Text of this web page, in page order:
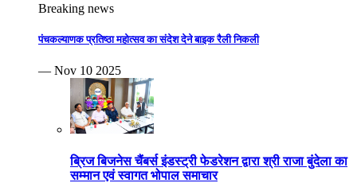
Breaking news
पंचकल्याणक प्रतिष्ठा महोत्सव का संदेश देने बाइक रैली निकली
— Nov 10 2025
ब्रिज बिजनेस चैंबर्स इंडस्ट्री फेडरेशन द्वारा श्री राजा बुंदेला का
सम्मान एवं स्वागत भोपाल समाचार